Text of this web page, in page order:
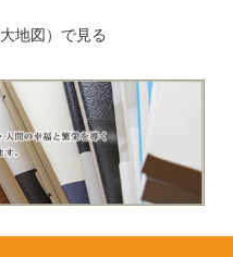
地図）で見る